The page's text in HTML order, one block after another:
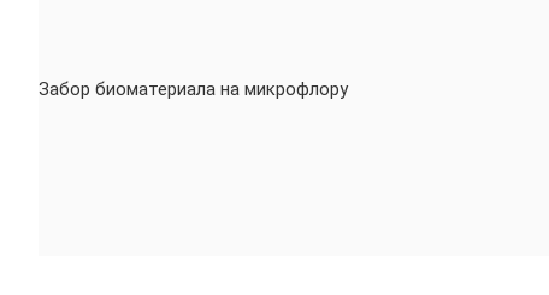
Забор биоматериала на микрофлору